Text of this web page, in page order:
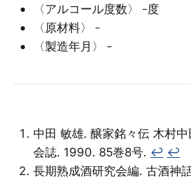
〈アルコール度数〉 -度
〈原材料〉 -
〈製造年月〉 -
中田 敏雄. 醸家銘々伝 木村
会誌. 1990. 85巻8号. ↩︎ ↩︎
長期熟成酒研究会編. 古酒神